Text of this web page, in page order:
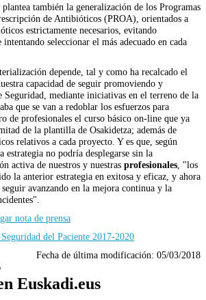
plantea también la generalización de los Programas
de Antibióticos (PROA), orientados a
estrictamente necesarios, evitando
seleccionar el más adecuado en cada
depende, tal y como ha recalcado el
capacidad de seguir promoviendo y
Seguridad, mediante iniciativas en el terreno de la
que se van a redoblar los esfuerzos para
de profesionales el curso básico on-line que ya
de la plantilla de Osakidetza; además de
relativos a cada proyecto. Y es que, según
estrategia no podría desplegarse sin la
activa de nuestros y nuestras profesionales , "los
la anterior estrategia en exitosa y eficaz, y ahora
avanzando en la mejora continua y la
nota de prensa
del Paciente 2017-2020
Fecha de última modificación: 05/03/2018
Euskadi.eus